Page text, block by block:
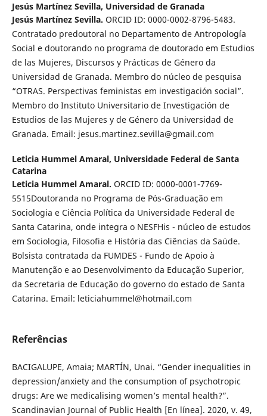
Jesús Martínez Sevilla, Universidad de Granada
Jesús Martínez Sevilla. ORCID ID: 0000-0002-8796-5483.
Contratado predoutoral no Departamento de Antropología
Social e doutorando no programa de doutorado em Estudios
de las Mujeres, Discursos y Prácticas de Género da
Universidad de Granada. Membro do núcleo de pesquisa
“OTRAS. Perspectivas feministas em investigación social”.
Membro do Instituto Universitario de Investigación de
Estudios de las Mujeres y de Género da Universidad de
Granada. Email: jesus.martinez.sevilla@gmail.com
Leticia Hummel Amaral, Universidade Federal de Santa
Catarina
Leticia Hummel Amaral. ORCID ID: 0000-0001-7769-
5515Doutoranda no Programa de Pós-Graduação em
Sociologia e Ciência Política da Universidade Federal de
Santa Catarina, onde integra o NESFHis - núcleo de estudos
em Sociologia, Filosofia e História das Ciências da Saúde.
Bolsista contratada da FUMDES - Fundo de Apoio à
Manutenção e ao Desenvolvimento da Educação Superior,
da Secretaria de Educação do governo do estado de Santa
Catarina. Email: leticiahummel@hotmail.com
Referências
BACIGALUPE, Amaia; MARTÍN, Unai. “Gender inequalities in
depression/anxiety and the consumption of psychotropic
drugs: Are we medicalising women’s mental health?”.
Scandinavian Journal of Public Health [En línea]. 2020, v. 49,